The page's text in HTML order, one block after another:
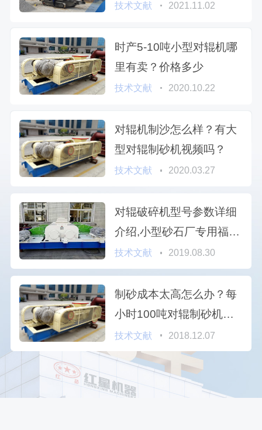
技术文献 2021.11.02
时产5-10吨小型对辊机哪
里有卖？价格多少
技术文献 2020.10.22
对辊机制沙怎么样？有大
型对辊制砂机视频吗？
技术文献 2020.03.27
对辊破碎机型号参数详细
介绍,小型砂石厂专用福利
（附破碎制沙视频）
技术文献 2019.08.30
制砂成本太高怎么办？每
小时100吨对辊制砂机帮
您解忧愁
技术文献 2018.12.07